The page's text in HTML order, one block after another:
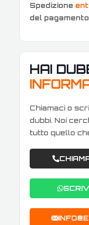
Spedizione
del pagamento
HAI
Chiamaci o
dubbi. Noi
tutto quello